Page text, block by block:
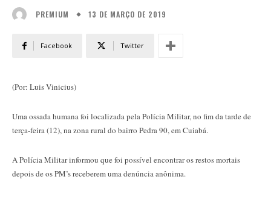
PREMIUM 13 DE MARÇO DE 2019
Facebook Twitter
(Por: Luis Vinicius)
Uma ossada humana foi localizada pela Polícia Militar, no fim da tarde de
terça-feira (12), na zona rural do bairro Pedra 90, em Cuiabá.
A Polícia Militar informou que foi possível encontrar os restos mortais
depois de os PM’s receberem uma denúncia anônima.